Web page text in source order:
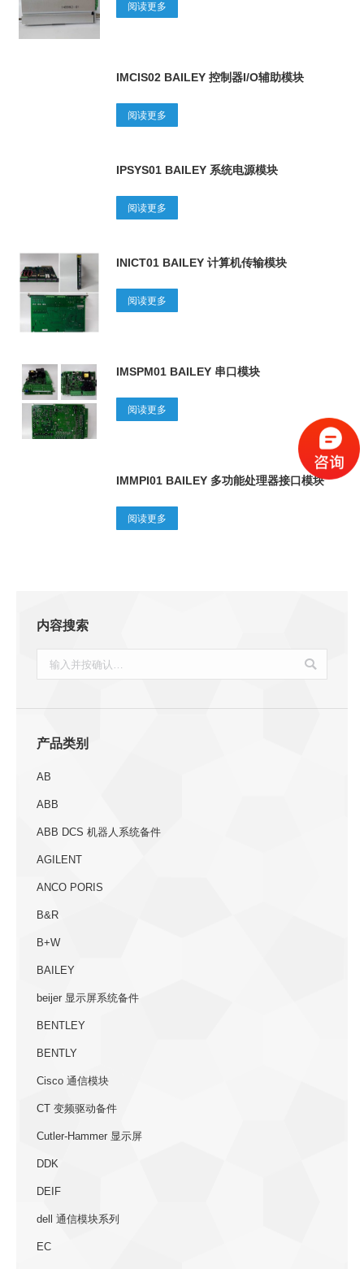
阅读更多
IMCIS02 BAILEY 控制器I/O辅助模块
阅读更多
IPSYS01 BAILEY 系统电源模块
阅读更多
INICT01 BAILEY 计算机传输模块
阅读更多
IMSPM01 BAILEY 串口模块
阅读更多
IMMPI01 BAILEY 多功能处理器接口模块
阅读更多
内容搜索
索：
产品类别
AB
ABB
ABB DCS 机器人系统备件
AGILENT
ANCO PORIS
B&R
B+W
BAILEY
beijer 显示屏系统备件
BENTLEY
BENTLY
Cisco 通信模块
CT 变频驱动备件
Cutler-Hammer 显示屏
DDK
DEIF
dell 通信模块系列
EC